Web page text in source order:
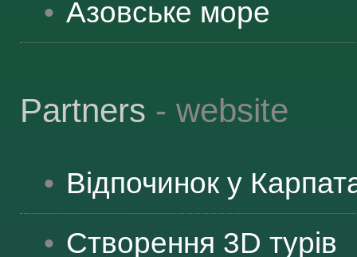
Азовське море
Partners - website
Відпочинок у
Створення 3D турів